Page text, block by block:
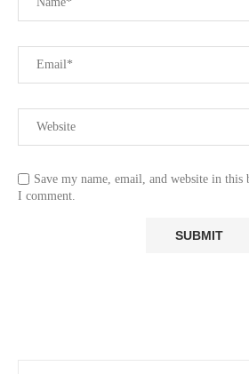
Save my name, email, and website in
I comment.